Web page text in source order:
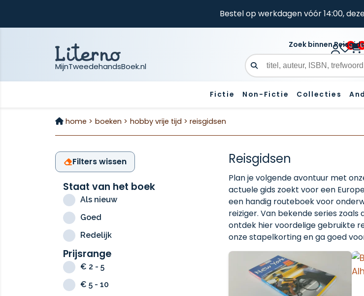
Bestel op werkdagen vóór 14:00,
MijnTweedehandsBoek.nl
0 0
Zoek binnen
Zoekveld
Fictie Non-Fictie Collecties
home > boeken > hobby vrije tijd > reisgidsen
Filters wissen
Staat van het boek
Als nieuw
Goed
Redelijk
Prijsrange
€ 2 - 5
€ 5 - 10
Reisgidsen
Plan je volgende avontuur met
actuele gids zoekt voor een
een handig routeboek voor
reiziger. Van bekende series
ontdek hier voordelige gebruikte
onze stapelkorting en ga goed